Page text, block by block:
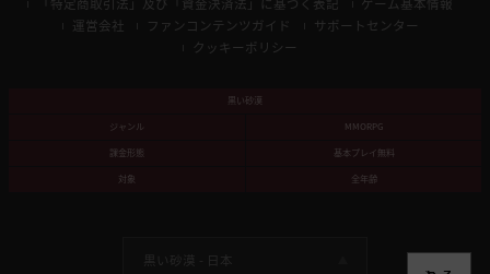
運営会社
ファンコンテンツガイド
サポートセンター
クッキーポリシー
黒い砂漠
ジャンル
MMORPG
課金形態
基本プレイ無料
対象
全年齢
黒い砂漠 - 日本